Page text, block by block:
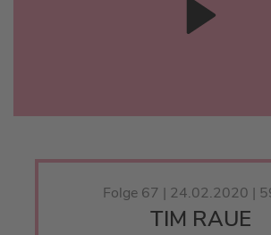
Folge 67 | 24.02.2020 |
TIM RAUE